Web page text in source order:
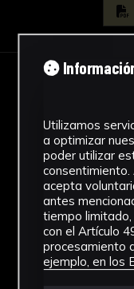
de la
para el claustro
firme y
volúmenes y
romanismo
pintor.
Se trata de
mencionada
de la Pintura
atribuida al
eruditos.
Bibliografía:
Utilizamos
a optimizar
poder utilizar
consentimiento.
acepta
antes
tiempo
con el Artículo
procesamiento
ejemplo, en los